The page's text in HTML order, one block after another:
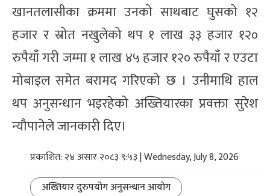
खानतलासीका क्रममा उनको साथबाट घुसको १२
हजार र स्रोत नखुलेको थप १ लाख ३३ हजार १२०
रुपैयाँ गरी जम्मा १ लाख ४५ हजार १२० रुपैयाँ र एउटा
मोबाइल समेत बरामद गरिएको छ । उनीमाथि हाल
थप अनुसन्धान भइरहेको अख्तियारका प्रवक्ता सुरेश
न्यौपानेले जानकारी दिए।
प्रकाशित: २४ असार २०८३ ९:५३ | Wednesday, July 8, 2026
अख्तियार दुरुपयोग अनुसन्धान आयोग